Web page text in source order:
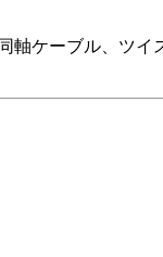
ケーブル、ツイ